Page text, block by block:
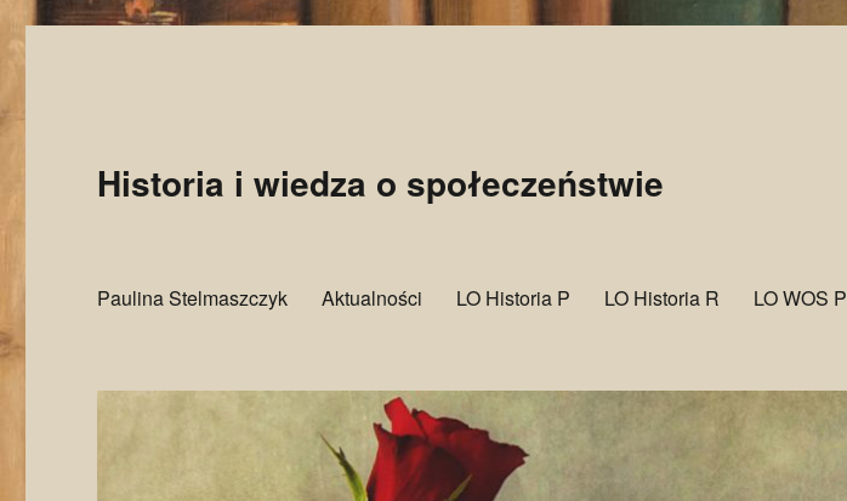
Historia i wiedza o społeczeństwie
Paulina Stelmaszczyk Aktualności LO Historia P LO Historia R LO WOS P